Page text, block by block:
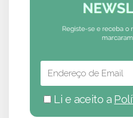
Li e aceito a